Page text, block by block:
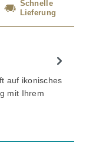
Schnelle
Lieferung
auf ikonisches
mit Ihrem